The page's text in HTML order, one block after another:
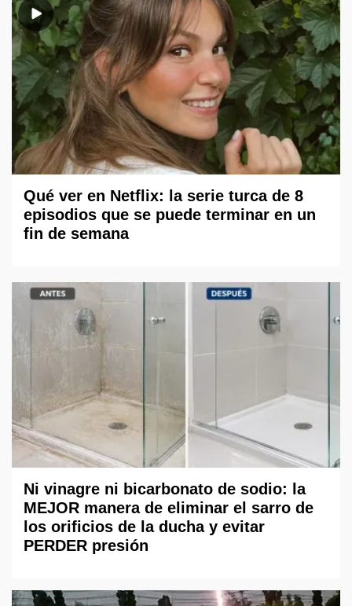
Qué ver en Netflix: la serie turca de 8
episodios que se puede terminar en un
fin de semana
Ni vinagre ni bicarbonato de sodio: la
MEJOR manera de eliminar el sarro de
los orificios de la ducha y evitar
PERDER presión